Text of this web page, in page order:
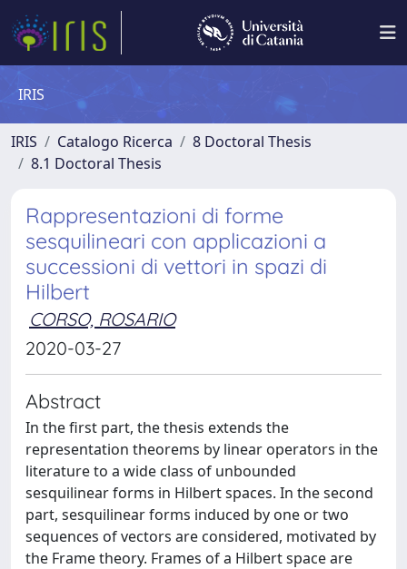
IRIS
IRIS Catalogo Ricerca
8 Doctoral Thesis
8.1 Doctoral Thesis
Rappresentazioni di forme
sesquilineari con applicazioni a
successioni di vettori in spazi di
Hilbert
CORSO, ROSARIO
2020-03-27
Abstract
In the first part, the thesis extends the
representation theorems by linear operators in the
literature to a wide class of unbounded
sesquilinear forms in Hilbert spaces. In the second
part, sesquilinear forms induced by one or two
sequences of vectors are considered, motivated by
the Frame theory. Frames of a Hilbert space are